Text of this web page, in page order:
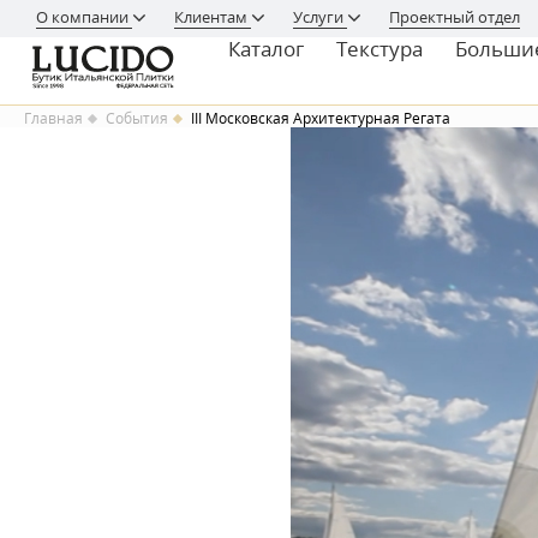
О компании Клиентам Услуги Проектный отдел
Каталог Текстура
Главная События III Московская Архитектурная Регата